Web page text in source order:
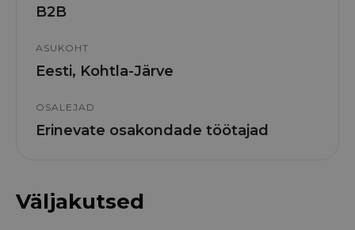
B2B
ASUKOHT
Eesti, Kohtla-Järve
OSALEJAD
Erinevate osakondade töötajad
Väljakutsed